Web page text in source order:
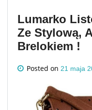
Lumarko
Ze Stylową,
Brelokiem !
Posted on 21 maja